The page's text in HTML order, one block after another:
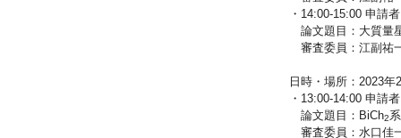
・14:00-15:00 申請
論文題目：大質量
審査委員：江副祐
日時・場所：2023
・13:00-14:00 申請
論文題目：BiCh2
審査委員：水口佳